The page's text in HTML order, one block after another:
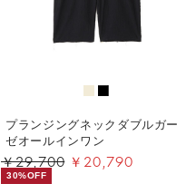
プランジングネックダブルガー
ゼオールインワン
￥29,700 ￥20,790
30%OFF